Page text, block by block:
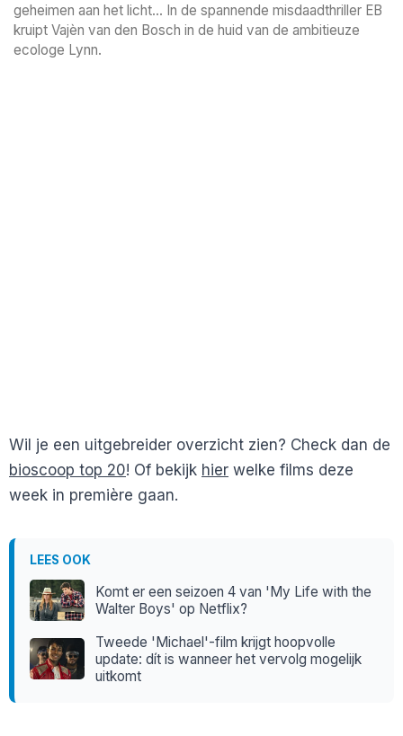
geheimen aan het licht... In de spannende misdaadthriller EB
kruipt Vajèn van den Bosch in de huid van de ambitieuze
ecologe Lynn.
Wil je een uitgebreider overzicht zien? Check dan de
bioscoop top 20! Of bekijk hier welke films deze
week in première gaan.
LEES OOK
Komt er een seizoen 4 van 'My Life with the
Walter Boys' op Netflix?
Tweede 'Michael'-film krijgt hoopvolle
update: dít is wanneer het vervolg mogelijk
uitkomt